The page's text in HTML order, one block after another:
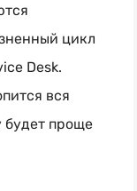
цикл
Desk.
вся
будет проще